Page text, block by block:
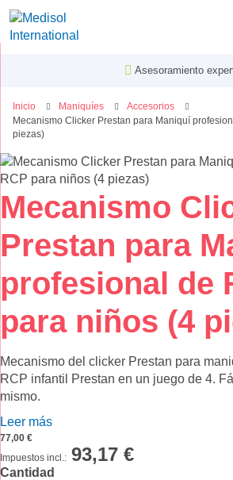
Asesoramiento
Inicio Maniquíes
Accesorios
Mecanismo Clicker Prestan para Maniquí
piezas)
Saltar
al
final
de
galería
imágenes
Saltar
al
de
galería
de
imágenes
Mecanismo
Prestan para
profesional de
para niños (4
Mecanismo del clicker Prestan para
RCP infantil Prestan en un juego de 4.
mismo.
Leer más
77,00 €
93,17 €
Cantidad